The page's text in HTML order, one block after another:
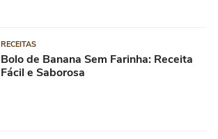
RECEITAS
Bolo de Banana Sem Farinha: Receita
Fácil e Saborosa